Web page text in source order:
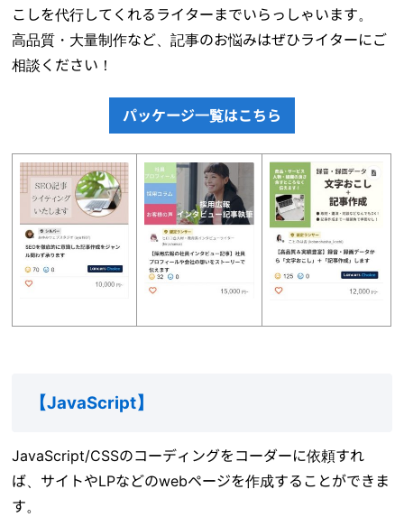
こしを代行してくれるライターまでいらっしゃいます。
高品質・大量制作など、記事のお悩みはぜひライターにご
相談ください！
パッケージ一覧はこちら
【JavaScript】
JavaScript/CSSのコーディングをコーダーに依頼すれ
ば、サイトやLPなどのwebページを作成することができま
す。